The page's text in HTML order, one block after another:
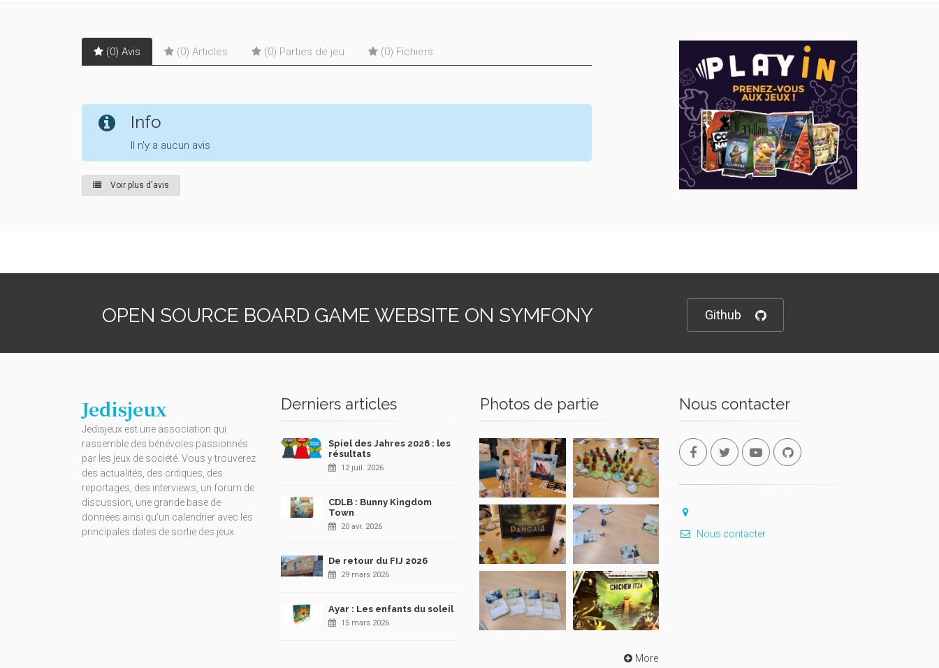
(0) Avis (0) Articles (0) Parties de jeu (0) Fichiers
Info
Il n'y a aucun avis
Voir plus d'avis
OPEN SOURCE BOARD GAME WEBSITE ON SYMFONY Github
Jedisjeux
Jedisjeux est une association qui
rassemble des bénévoles passionnés
par les jeux de société. Vous y trouverez
des actualités, des critiques, des
reportages, des interviews, un forum de
discussion, une grande base de
données ainsi qu’un calendrier avec les
principales dates de sortie des jeux.
Derniers articles
Spiel des Jahres 2026 : les
résultats
12 juil. 2026
CDLB : Bunny Kingdom
Town
20 avr. 2026
De retour du FIJ 2026
29 mars 2026
Ayar : Les enfants du soleil
15 mars 2026
Photos de partie
More
Nous contacter
Nous contacter